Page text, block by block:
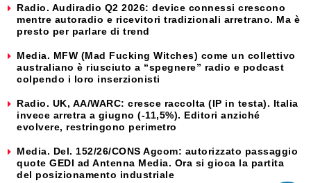
Radio. Audiradio Q2 2026: device connessi crescono
mentre autoradio e ricevitori tradizionali arretrano. Ma è
presto per parlare di trend
Media. MFW (Mad Fucking Witches) come un collettivo
australiano è riusciuto a “spegnere” radio e podcast
colpendo i loro inserzionisti
Radio. UK, AA/WARC: cresce raccolta (IP in testa). Italia
invece arretra a giugno (-11,5%). Editori anziché
evolvere, restringono perimetro
Media. Del. 152/26/CONS Agcom: autorizzato passaggio
quote GEDI ad Antenna Media. Ora si gioca la partita
del posizionamento industriale